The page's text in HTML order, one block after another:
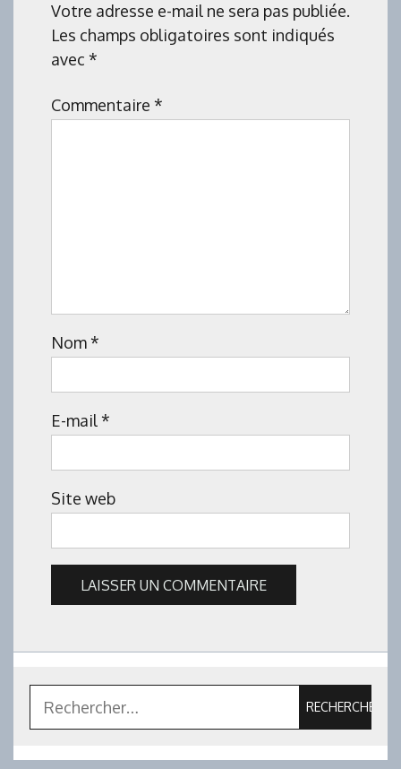
Votre adresse e-mail ne sera pas publiée.
Les champs obligatoires sont indiqués
avec *
Commentaire *
Nom *
E-mail *
Site web